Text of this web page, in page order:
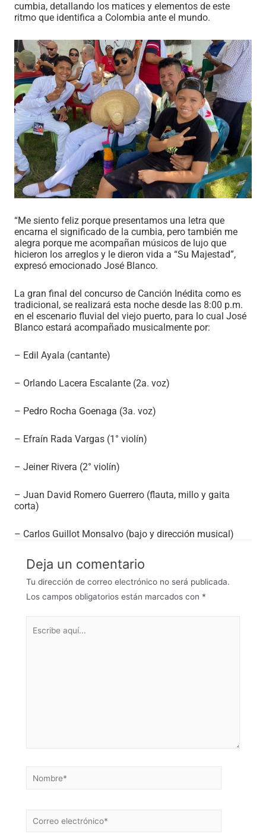
cumbia, detallando los matices y elementos de este
ritmo que identifica a Colombia ante el mundo.
“Me siento feliz porque presentamos una letra que
encarna el significado de la cumbia, pero también me
alegra porque me acompañan músicos de lujo que
hicieron los arreglos y le dieron vida a “Su Majestad”,
expresó emocionado José Blanco.
La gran final del concurso de Canción Inédita como es
tradicional, se realizará esta noche desde las 8:00 p.m.
en el escenario fluvial del viejo puerto, para lo cual José
Blanco estará acompañado musicalmente por:
– Edil Ayala (cantante)
– Orlando Lacera Escalante (2a. voz)
– Pedro Rocha Goenaga (3a. voz)
– Efraín Rada Vargas (1° violín)
– Jeiner Rivera (2° violín)
– Juan David Romero Guerrero (flauta, millo y gaita
corta)
– Carlos Guillot Monsalvo (bajo y dirección musical)
Deja un comentario
Tu dirección de correo electrónico no será publicada.
Los campos obligatorios están marcados con *